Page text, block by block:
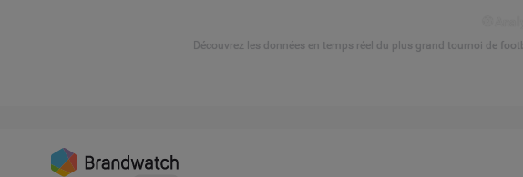
Découvrez les données en temps réel du plus grand tournoi de